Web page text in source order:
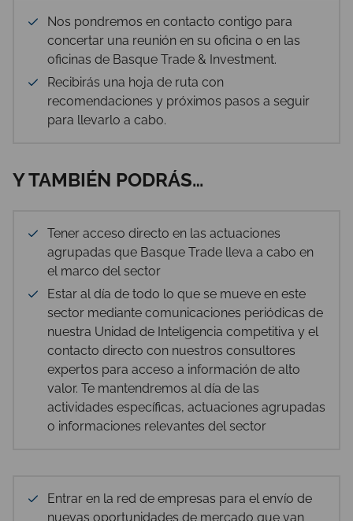
Nos pondremos en contacto contigo para
concertar una reunión en su oficina o en las
oficinas de Basque Trade & Investment.
Recibirás una hoja de ruta con
recomendaciones y próximos pasos a seguir
para llevarlo a cabo.
Y TAMBIÉN PODRÁS…
Tener acceso directo en las actuaciones
agrupadas que Basque Trade lleva a cabo en
el marco del sector
Estar al día de todo lo que se mueve en este
sector mediante comunicaciones periódicas de
nuestra Unidad de Inteligencia competitiva y el
contacto directo con nuestros consultores
expertos para acceso a información de alto
valor. Te mantendremos al día de las
actividades específicas, actuaciones agrupadas
o informaciones relevantes del sector
Entrar en la red de empresas para el envío de
nuevas oportunidades de mercado que van